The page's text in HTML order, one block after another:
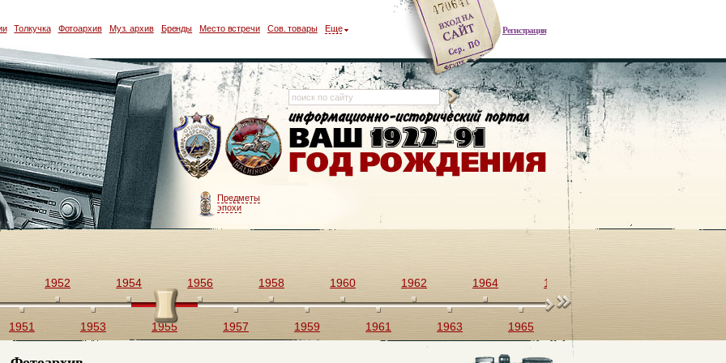
Регистрация
Толкучка Фотоархив Муз. архив Бренды Место встречи Сов. товары Еще
Предметы
эпохи
1951
1952
1953
1954
1955
1956
1957
1958
1959
1960
1961
1962
1963
1964
1965
1966